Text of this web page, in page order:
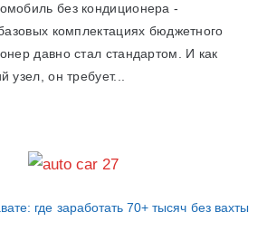
без кондиционера -
комплектациях бюджетного
давно стал стандартом. И как
узел, он требует...
где заработать 70+ тысяч без вахты